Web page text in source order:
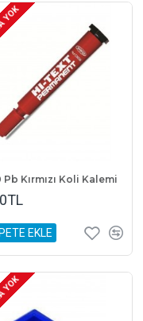
Pb Kırmızı Koli Kalemi
EKLE